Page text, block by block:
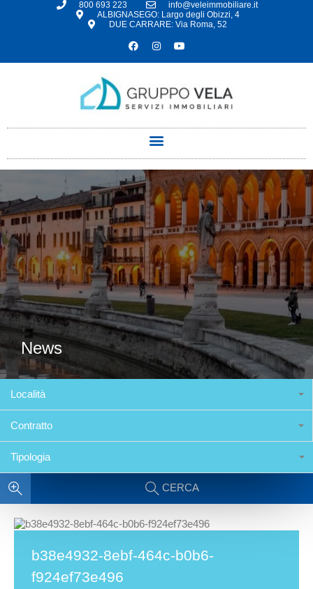
800 693 223
info@veleimmobiliare.it
ALBIGNASEGO: Largo degli Obizzi, 4
DUE CARRARE: Via Roma, 52
News
Località
Contratto
Tipologia
CERCA
b38e4932-8ebf-464c-b0b6-
f924ef73e496